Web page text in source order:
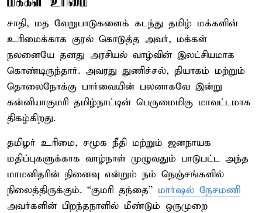
சாதி, மத வேறுபாடுகளைக் கடந்து தமிழ் மக்களின்
உரிமைக்காக குரல் கொடுத்த அவர், மக்கள்
நலனையே தனது அரசியல் வாழ்வின் இலட்சியமாக
கொண்டிருந்தார். அவரது துணிச்சல், தியாகம் மற்றும்
தொலைநோக்கு பார்வையின் பலனாகவே இன்று
கன்னியாகுமரி தமிழ்நாட்டின் பெருமைமிகு மாவட்டமாக
திகழ்கிறது.
தமிழர் உரிமை, சமூக நீதி மற்றும் ஜனநாயக
மதிப்புகளுக்காக வாழ்நாள் முழுவதும் பாடுபட்ட அந்த
மாமனிதரின் நினைவு என்றும் நம் நெஞ்சங்களில்
நிலைத்திருக்கும். “குமரி தந்தை” மார்ஷல் நேசமணி
அவர்களின் பிறந்தநாளில் மீண்டும் ஒருமுறை